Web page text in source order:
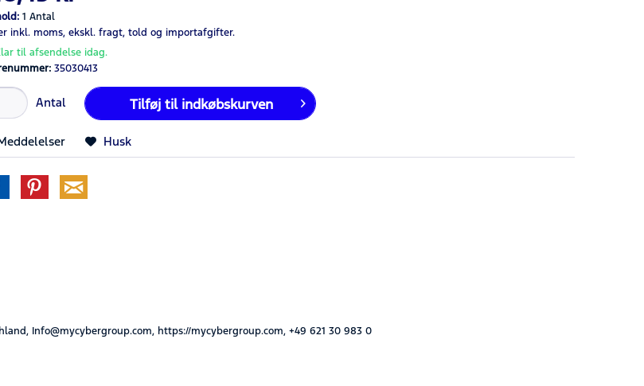
1 Antal
inkl. moms,ekskl. fragt, told og importafgifter.
til afsendelse idag.
35030413
Antal Tilføj til indkøbskurven
Husk
Info@mycybergroup.com, https://mycybergroup.com, +49 621 30 983 0